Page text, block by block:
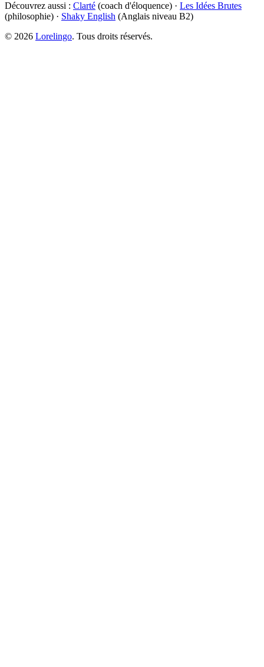
Découvrez aussi : Clarté (coach d'éloquence) · Les Idées Brutes
(philosophie) · Shaky English (Anglais niveau B2)
© 2026 Lorelingo. Tous droits réservés.